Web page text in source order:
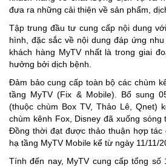
đưa ra những cải thiện về sản phẩm,
Tập trung đầu tư cung cấp nội dung
hình, đặc sắc về nội dung đáp ứng
khách hàng MyTV nhất là trong giai
hưởng bởi dịch bệnh.
Đảm bảo cung cấp toàn bộ các chùm
tầng MyTV (Fix & Mobile). Bổ sung
(thuộc chùm Box TV, Thảo Lê, Qnet)
chùm kênh Fox, Disney đã xuống sóng
Đồng thời đạt được thảo thuận hợp tác
hạ tầng MyTV Mobile kể từ ngày 11/11/
Tính đến nay, MyTV cung cấp tổng số